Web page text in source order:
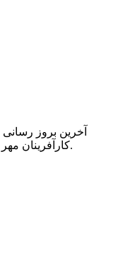
کارآفرینان مهر کامیاب با شماره ثبت 51201 محفوظ است.